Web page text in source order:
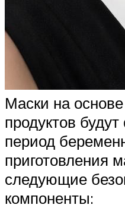
Маски на
продуктов
период
приготовления
следующие
компоненты: